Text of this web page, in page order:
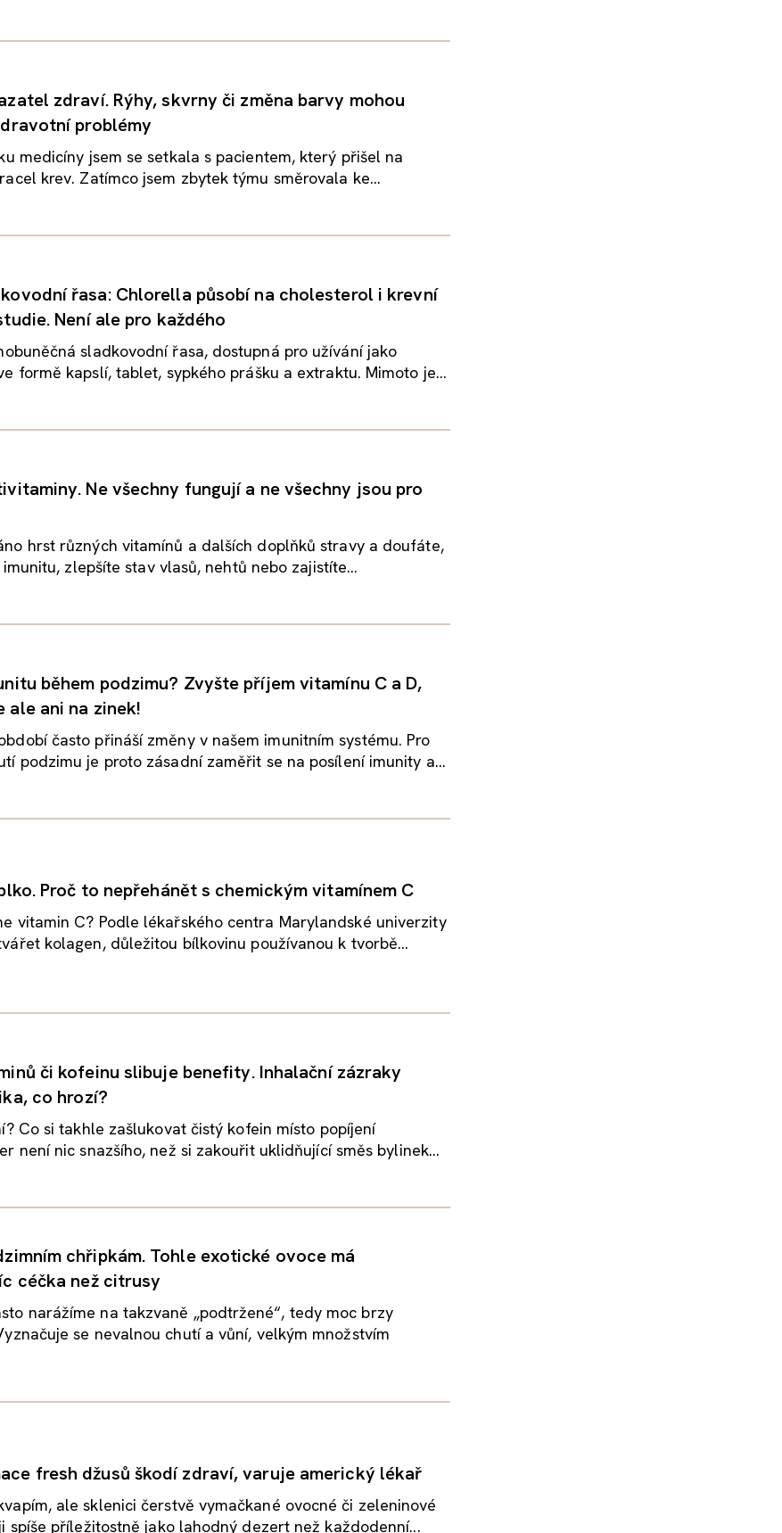
zdraví. Rýhy, skvrny či změna barvy mohou
problémy
medicíny jsem se setkala s pacientem, který přišel na
krev. Zatímco jsem zbytek týmu směrovala ke...
řasa: Chlorella působí na cholesterol i krevní
Není ale pro každého
sladkovodní řasa, dostupná pro užívání jako
formě kapslí, tablet, sypkého prášku a extraktu. Mimoto je...
Ne všechny fungují a ne všechny jsou pro
hrst různých vitamínů a dalších doplňků stravy a doufáte,
zlepšíte stav vlasů, nehtů nebo zajistíte...
během podzimu? Zvyšte příjem vitamínu C a D,
ale ani na zinek!
často přináší změny v našem imunitním systému. Pro
podzimu je proto zásadní zaměřit se na posílení imunity a...
Proč to nepřehánět s chemickým vitamínem C
vitamin C? Podle lékařského centra Marylandské univerzity
kolagen, důležitou bílkovinu používanou k tvorbě...
či kofeinu slibuje benefity. Inhalační zázraky
co hrozí?
Co si takhle zašlukovat čistý kofein místo popíjení
není nic snazšího, než si zakouřit uklidňující směs bylinek...
chřipkám. Tohle exotické ovoce má
céčka než citrusy
narážíme na takzvaně „podtržené“, tedy moc brzy
se nevalnou chutí a vůní, velkým množstvím
fresh džusů škodí zdraví, varuje americký lékař
ale sklenici čerstvě vymačkané ovocné či zeleninové
spíše příležitostně jako lahodný dezert než každodenní...